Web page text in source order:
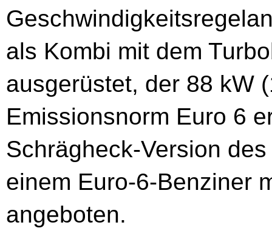
als Kombi mit dem
ausgerüstet, der 88 kW
Emissionsnorm Euro 6
Schrägheck-Version
einem Euro-6-Benziner
angeboten.